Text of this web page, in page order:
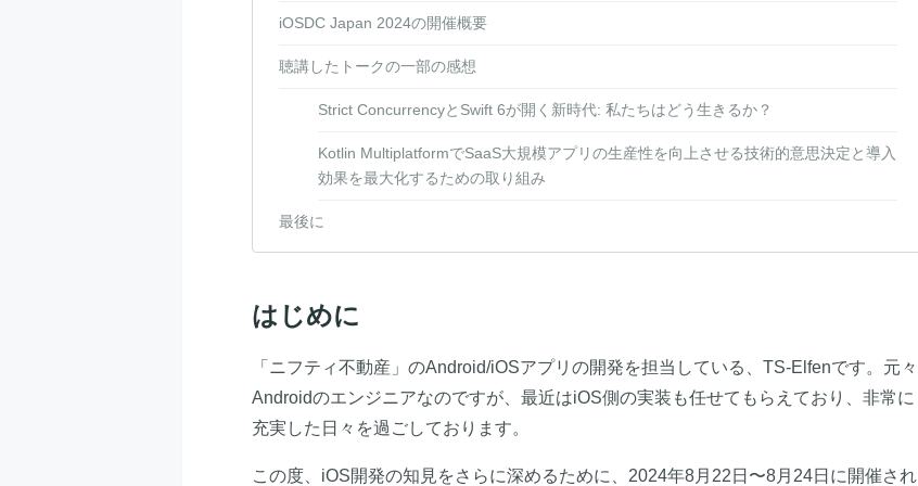
iOSDC Japan 2024の開催概要
聴講したトークの一部の感想
Strict ConcurrencyとSwift 6が開く新時代: 私たちはどう生きるか？
Kotlin MultiplatformでSaaS大規模アプリの生産性を向上させる技術的意思決定と導入
効果を最大化するための取り組み
最後に
はじめに
「ニフティ不動産」のAndroid/iOSアプリの開発を担当している、TS-Elfenです。元々
Androidのエンジニアなのですが、最近はiOS側の実装も任せてもらえており、非常に
充実した日々を過ごしております。
この度、iOS開発の知見をさらに深めるために、2024年8月22日〜8月24日に開催され